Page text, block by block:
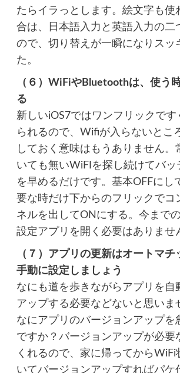
たらイラっとします。絵文字も使
合は、日本語入力と英語入力の二
ので、切り替えが一瞬になりスッ
た。
（６）WiFiやBluetoothは、使う
る
新しいiOS7ではワンフリックです
られるので、Wifiが入らないとこ
しておく意味はもうありません。
いても無いWiFIを探し続けてバッ
を早めるだけです。基本OFFにし
要な時だけ下からのフリックでコ
ネルを出してONにする。今まで
設定アプリを開く必要はありませ
（７）アプリの更新はオートマチ
手動に設定しましょう
なにも道を歩きながらアプリを自
アップする必要などないと思いま
なにアプリのバージョンアップを
ですか？バージョンアップが必要
くれるので、家に帰ってからWiFi
いてバージョンアップすればパケ